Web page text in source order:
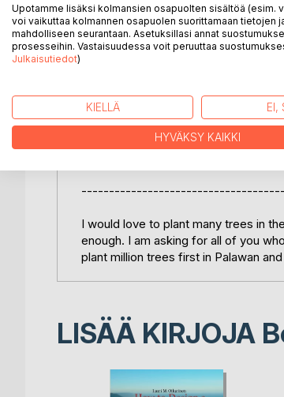
* Observations and experiments on
There is practically no research on
The surveys located enough
hardwood species.
Some species can be easily
now, due to extreme difficulty to
I would love to plant many trees in
enough. I am asking for all of you
plant million trees first in Palawan
LISÄÄ KIRJOJA B
Upotamme lisäksi kolmansien osapuolten sisältöä (esim.
voi vaikuttaa kolmannen osapuolen suorittamaan tietojen
mahdolliseen seurantaan. Asetuksillasi annat
prosesseihin. Vastaisuudessa voit peruuttaa
Julkaisutiedot)
KIELLÄ EI,
HYVÄKSY KAIKKI